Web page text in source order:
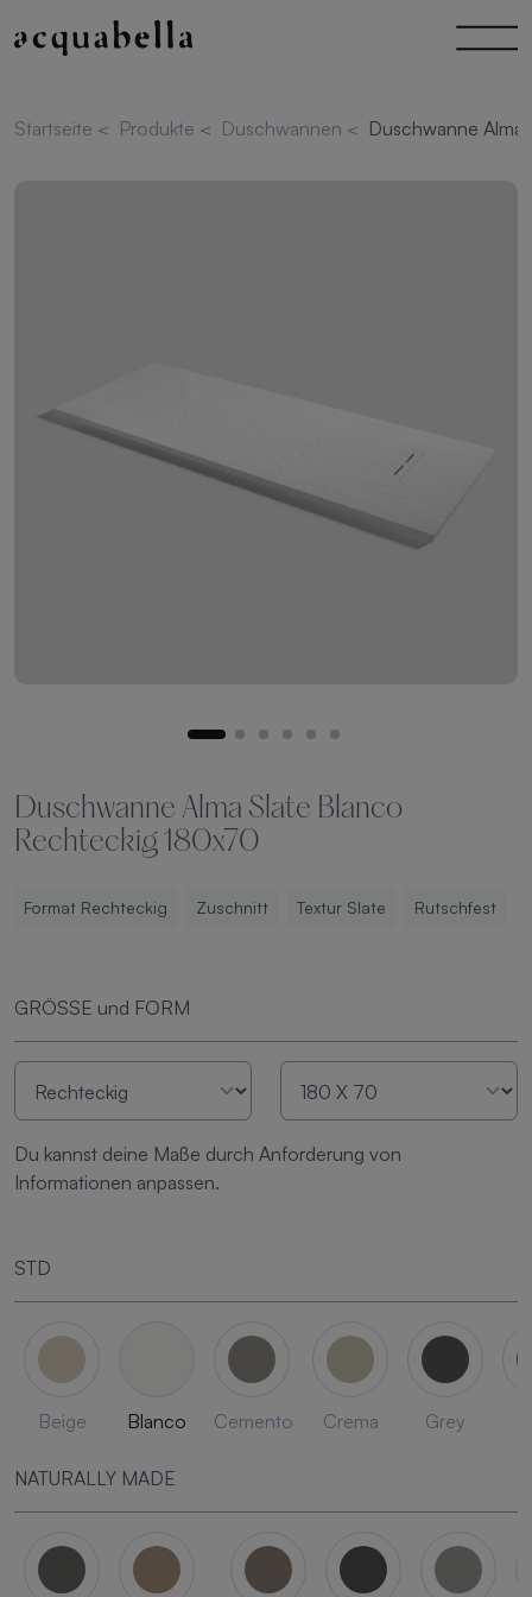
Startseite < Produkte < Duschwannen < Duschwanne
Duschwanne Alma Slate Blanco
Rechteckig 180x70
Format Rechteckig Zuschnitt Textur Slate Rutschfest
GRÖSSE und FORM
Du kannst deine Maße durch Anforderung von
Informationen anpassen.
STD
Beige Blanco Cemento Crema Grey
NATURALLY MADE